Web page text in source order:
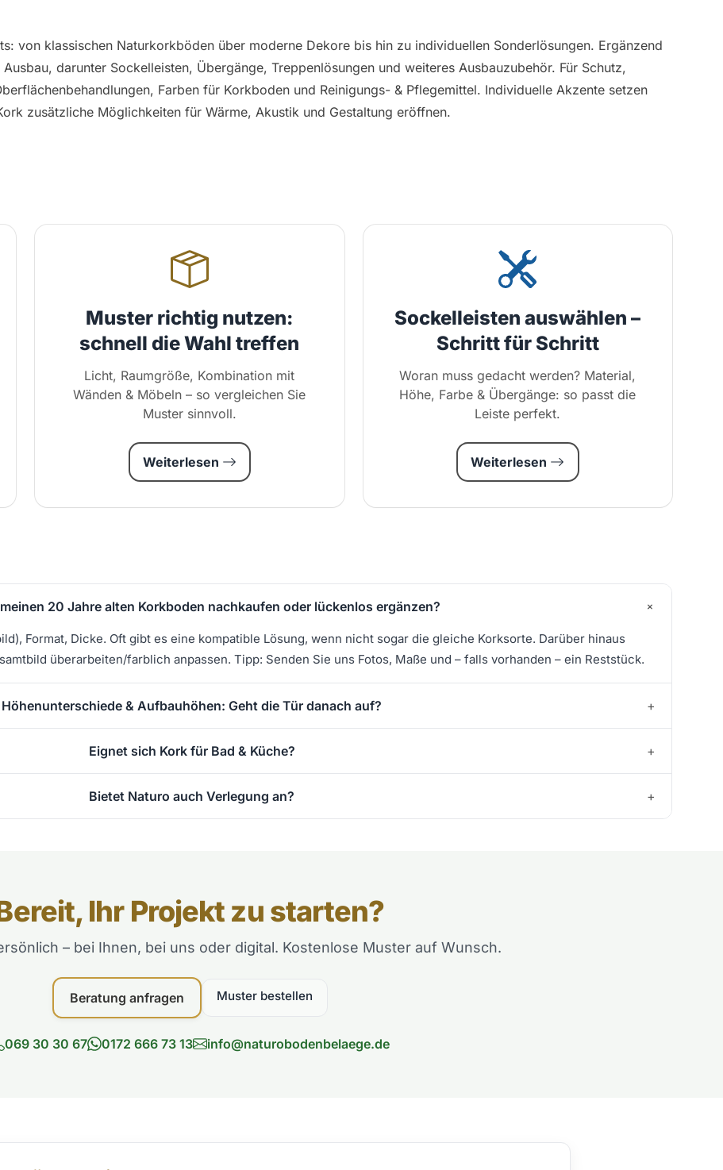
von klassischen Naturkorkböden über moderne Dekore bis hin zu individuellen Sonderlösungen. Ergänzend
Ausbau, darunter Sockelleisten, Übergänge, Treppenlösungen und weiteres Ausbauzubehör. Für Schutz,
, Farben für Korkboden und Reinigungs- & Pflegemittel. Individuelle Akzente setzen
zusätzliche Möglichkeiten für Wärme, Akustik und Gestaltung eröffnen.
Muster richtig nutzen:
schnell die Wahl treffen
Licht, Raumgröße, Kombination mit
Wänden & Möbeln – so vergleichen Sie
Muster sinnvoll.
Weiterlesen
Sockelleisten auswählen –
Schritt für Schritt
Woran muss gedacht werden? Material,
Höhe, Farbe & Übergänge: so passt die
Leiste perfekt.
Weiterlesen
20 Jahre alten Korkboden nachkaufen oder lückenlos ergänzen? +
Format, Dicke. Oft gibt es eine kompatible Lösung, wenn nicht sogar die gleiche Korksorte. Darüber hinaus
überarbeiten/farblich anpassen. Tipp: Senden Sie uns Fotos, Maße und – falls vorhanden – ein Reststück.
Höhenunterschiede & Aufbauhöhen: Geht die Tür danach auf? +
Eignet sich Kork für Bad & Küche? +
Bietet Naturo auch Verlegung an? +
Ihr Projekt zu starten?
– bei Ihnen, bei uns oder digital. Kostenlose Muster auf Wunsch.
Beratung anfragen Muster bestellen
069 30 30 67 0172 666 73 13 info@naturobodenbelaege.de